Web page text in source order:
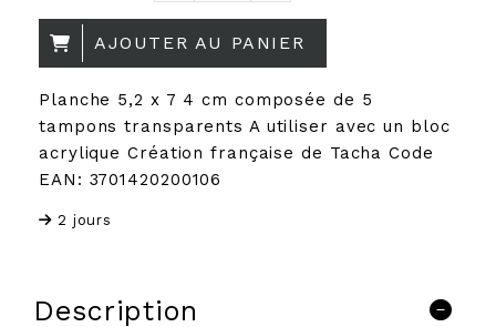
AJOUTER AU PANIER
Planche 5,2 x 7 4 cm composée de 5
tampons transparents A utiliser avec un bloc
acrylique Création française de Tacha Code
EAN: 3701420200106
2 jours
Description